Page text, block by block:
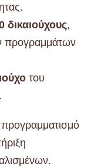
δικαιούχους,
προγραμμάτων
του
προγραμματισμό